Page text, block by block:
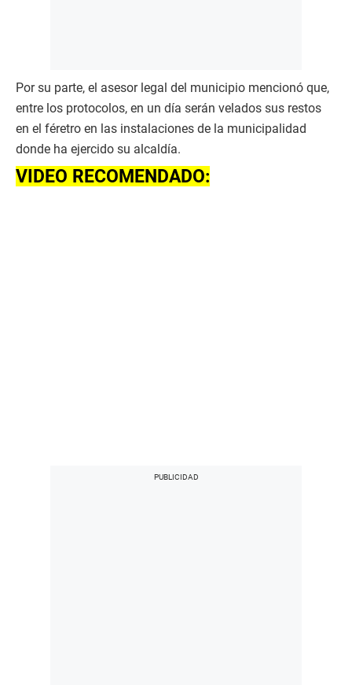
Por su parte, el asesor legal del municipio mencionó que,
entre los protocolos, en un día serán velados sus restos
en el féretro en las instalaciones de la municipalidad
donde ha ejercido su alcaldía.
VIDEO RECOMENDADO: